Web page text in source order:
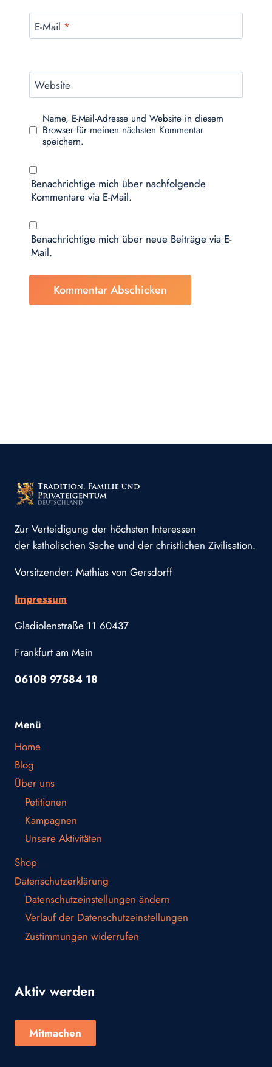
E-Mail *
Website
Name, E-Mail-Adresse und Website in diesem
Browser für meinen nächsten Kommentar
speichern.
Benachrichtige mich über nachfolgende
Kommentare via E-Mail.
Benachrichtige mich über neue Beiträge via E-
Mail.
Zur Verteidigung der höchsten Interessen
der katholischen Sache und der christlichen Zivilisation.
Vorsitzender: Mathias von Gersdorff
Impressum
Gladiolenstraße 11 60437
Frankfurt am Main
06108 97584 18
Menü
Home
Blog
Über uns
Petitionen
Kampagnen
Unsere Aktivitäten
Shop
Datenschutzerklärung
Datenschutzeinstellungen ändern
Verlauf der Datenschutzeinstellungen
Zustimmungen widerrufen
Aktiv werden
Mitmachen